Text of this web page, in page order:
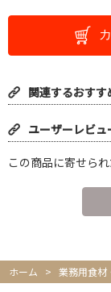
関連するおすす
ユーザーレビュ
この商品に寄せら
ホーム > 業務用食材